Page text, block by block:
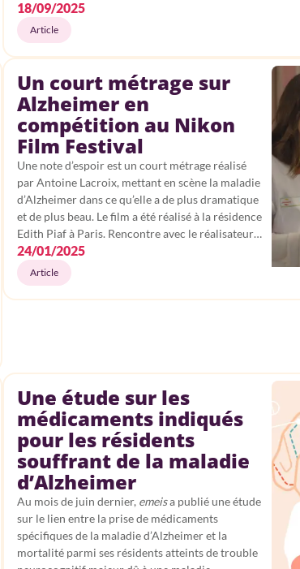
18/09/2025
Article
Un court métrage sur
Alzheimer en
compétition au Nikon
Film Festival
Une note d’espoir est un court métrage réalisé
par Antoine Lacroix, mettant en scène la maladie
d’Alzheimer dans ce qu’elle a de plus dramatique
et de plus beau. Le film a été réalisé à la résidence
Edith Piaf à Paris. Rencontre avec le réalisateur…
24/01/2025
Article
Une étude sur les
médicaments indiqués
pour les résidents
souffrant de la maladie
d’Alzheimer
Au mois de juin dernier, emeisa publié une étude
sur le lien entre la prise de médicaments
spécifiques de la maladie d’Alzheimer et la
mortalité parmi ses résidents atteints de trouble